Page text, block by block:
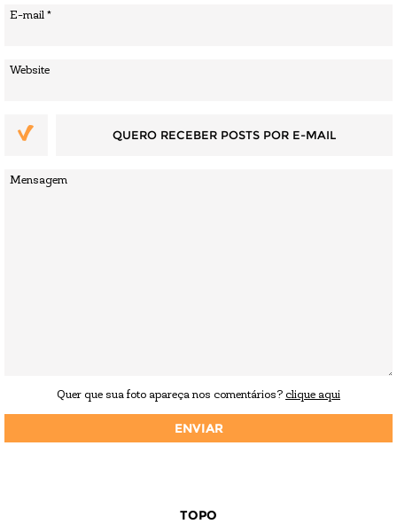
QUERO RECEBER POSTS POR E-MAIL
Quer que sua foto apareça nos comentários? clique aqui
TOPO